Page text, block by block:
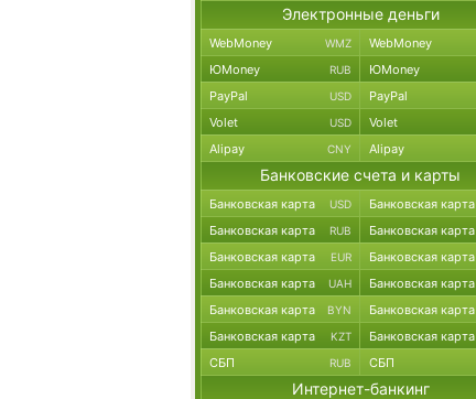
Электронные деньги
WebMoney WMZ WebMoney
ЮMoney RUB ЮMoney
PayPal USD PayPal
Volet USD Volet
Alipay CNY Alipay
Банковские счета и карты
Банковская карта USD Банковская карта
Банковская карта RUB Банковская карта
Банковская карта EUR Банковская карта
Банковская карта UAH Банковская карта
Банковская карта BYN Банковская карта
Банковская карта KZT Банковская карта
СБП RUB СБП
Интернет-банкинг